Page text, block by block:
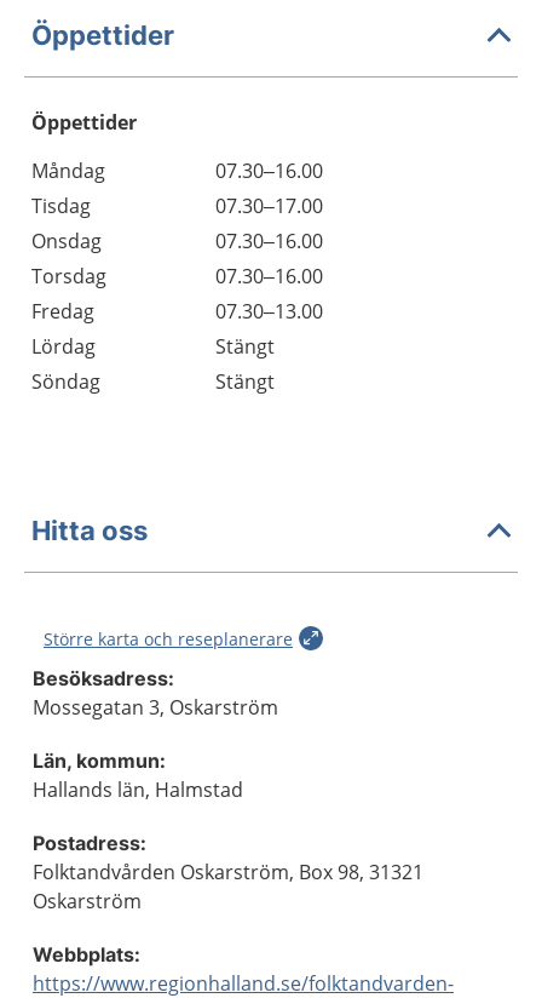
Öppettider
Öppettider
Dag
Öppettider
Kommentarer
Måndag
07.30–16.00
Tisdag
07.30–17.00
Onsdag
07.30–16.00
Torsdag
07.30–16.00
Fredag
07.30–13.00
Lördag
Stängt
Söndag
Stängt
Hitta oss
Större karta och reseplanerare
Besöksadress:
Mossegatan 3, Oskarström
Län, kommun:
Hallands län, Halmstad
Postadress:
Folktandvården Oskarström, Box 98, 31321
Oskarström
Webbplats:
https://www.regionhalland.se/folktandvarden-